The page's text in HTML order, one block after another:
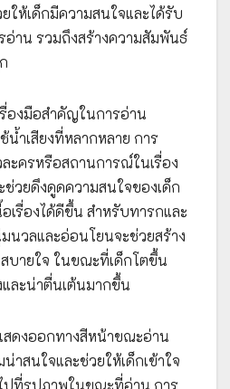
ให้เด็กมีความสนใจและได้รับ
อ่าน รวมถึงสร้างความสัมพันธ์
รื่องมือสำคัญในการอ่าน
น้ำเสียงที่หลากหลาย การ
ะครหรือสถานการณ์ในเรื่อง
วยดึงดูดความสนใจของเด็ก
อเรื่องได้ดีขึ้น สำหรับทารกและ
มนวลและอ่อนโยนจะช่วยสร้าง
บายใจ ในขณะที่เด็กโตขึ้น
ละน่าตื่นเต้นมากขึ้น
สดงออกทางสีหน้าขณะอ่าน
าสนใจและช่วยให้เด็กเข้าใจ
ปที่รูปภาพในขณะที่อ่าน การ